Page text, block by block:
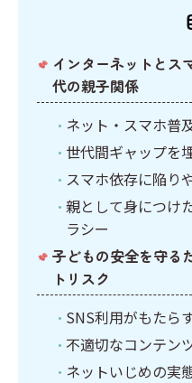
インターネットとス
代の親子関係
ネット・スマホ普
世代間ギャップを
スマホ依存に陥り
親として身につけ
ラシー
子どもの安全を守る
トリスク
SNS利用がもたら
不適切なコンテン
ネットいじめの実